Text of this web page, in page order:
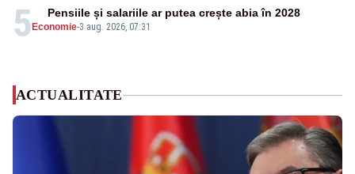
5 Economie-3 aug. 2026, 07:31
Pensiile și salariile ar putea crește abia în 2028
ACTUALITATE